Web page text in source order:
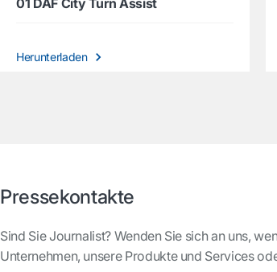
01 DAF City Turn Assist
Herunterladen
Pressekontakte
Sind Sie Journalist? Wenden Sie sich an uns,
Unternehmen, unsere Produkte und Services